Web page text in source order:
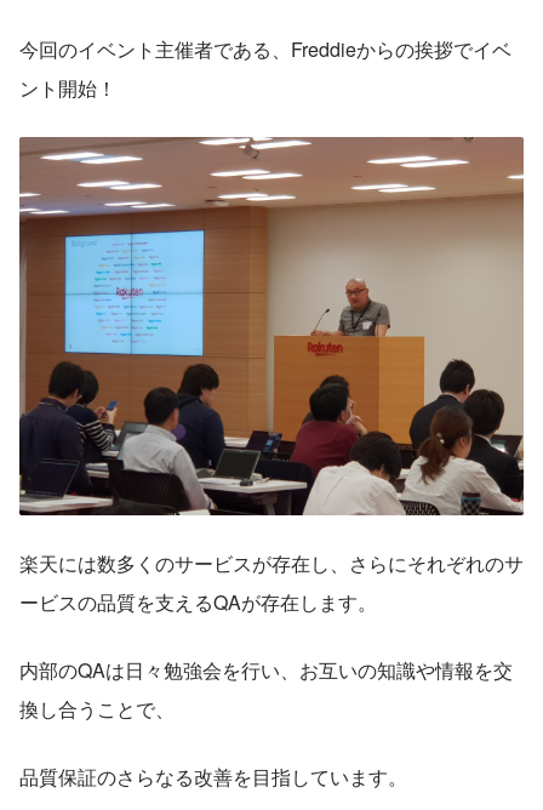
今回のイベント主催者である、Freddieからの挨拶でイベ
ント開始！
楽天には数多くのサービスが存在し、さらにそれぞれのサ
ービスの品質を支えるQAが存在します。
内部のQAは日々勉強会を行い、お互いの知識や情報を交
換し合うことで、
品質保証のさらなる改善を目指しています。